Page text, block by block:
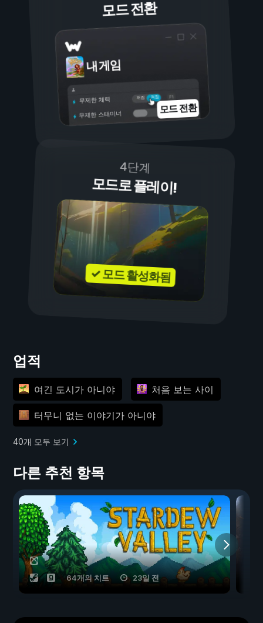
모드 전환
내 게임
켜짐
꺼짐
무제한 체력
무제한 스태미너 모드 전환
4단계
모드로 플레이!
✓ 모드 활성화됨
업적
여긴 도시가 아니야 처음 보는 사이
터무니 없는 이야기가 아니야
40개 모두 보기
다른 추천 항목
64개의 치트 23일 전